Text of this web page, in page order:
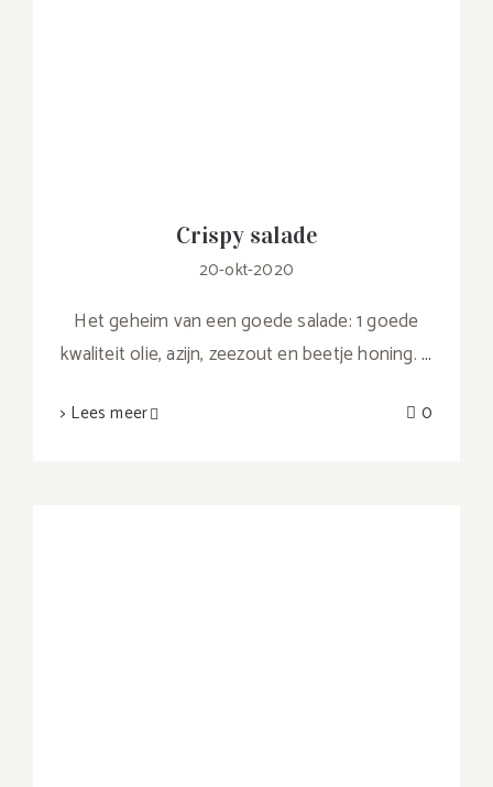
Crispy salade
20-okt-2020
Het geheim van een goede salade: 1 goede
kwaliteit olie, azijn, zeezout en beetje honing....
> Lees meer 0